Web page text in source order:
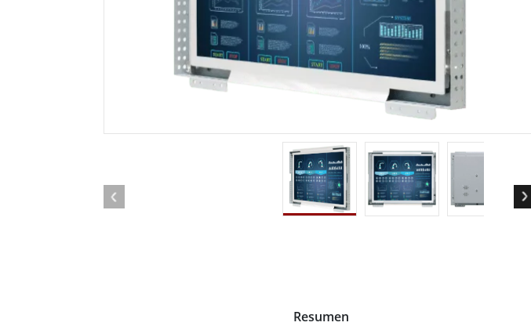
Ordenador montado en vehículo con
Tableta montada en vehículo
Controlador Robótico Petróleo & Gas, Grado ATEX
Tableta resistente de grado ATEX
Terminal portátil resistente con
certificación ATEX
Panel PC de grado ATEX
Resumen